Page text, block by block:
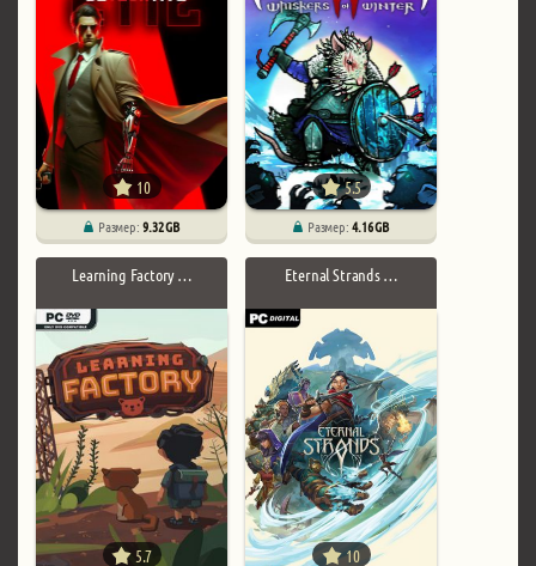
10
Размер:9.32 GB
5.5
Размер:4.16 GB
Learning Factory …
5.7
Eternal Strands …
10